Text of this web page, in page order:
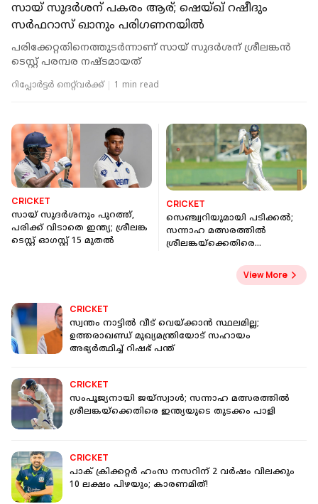
സായ് സുദര്‍ശന് പകരം ആര്; ഷെയ്ഖ് റഷീദും
സര്‍ഫറാസ് ഖാനും പരിഗണനയില്‍
പരിക്കേറ്റതിനെത്തുടര്‍ന്നാണ് സായ് സുദര്‍ശന് ശ്രീലങ്കന്‍
ടെസ്റ്റ് പരമ്പര നഷ്ടമായത്
റിപ്പോർട്ടർ നെറ്റ്‌വര്‍ക്ക്‌ 1 min read
CRICKET
സായ് സുദര്‍ശനും പുറത്ത്,
പരിക്ക് വിടാതെ ഇന്ത്യ; ശ്രീലങ്ക
ടെസ്റ്റ് ഓഗസ്റ്റ് 15 മുതല്‍
CRICKET
സെഞ്ച്വറിയുമായി പടിക്കൽ;
സന്നാഹ മത്സരത്തിൽ
ശ്രീലങ്കയ്ക്കെതിരെ
View More
CRICKET
സ്വന്തം നാട്ടിൽ വീട് വെയ്ക്കാൻ സ്ഥലമില്ല;
ഉത്തരാഖണ്ഡ് മുഖ്യമന്ത്രിയോട് സഹായം
അഭ്യർത്ഥിച്ച് റിഷഭ് പന്ത്
CRICKET
സംപൂജ്യനായി ജയ്‌സ്വാൾ; സന്നാഹ മത്സരത്തില്‍
ശ്രീലങ്കയ്‌ക്കെതിരെ ഇന്ത്യയുടെ തുടക്കം പാളി
CRICKET
പാക് ക്രിക്കറ്റർ ഹംസ നസറിന് 2 വർഷം വിലക്കും
10 ലക്ഷം പിഴയും; കാരണമിത്!